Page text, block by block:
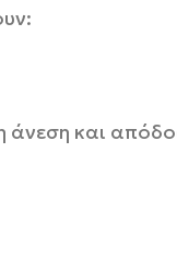
άνεση και